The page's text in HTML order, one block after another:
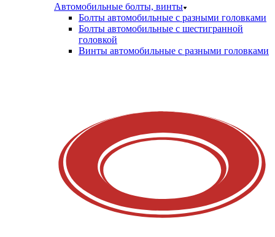
Автомобильные болты, винты
Болты автомобильные с разными головками
Болты автомобильные с шестигранной
головкой
Винты автомобильные с разными головками